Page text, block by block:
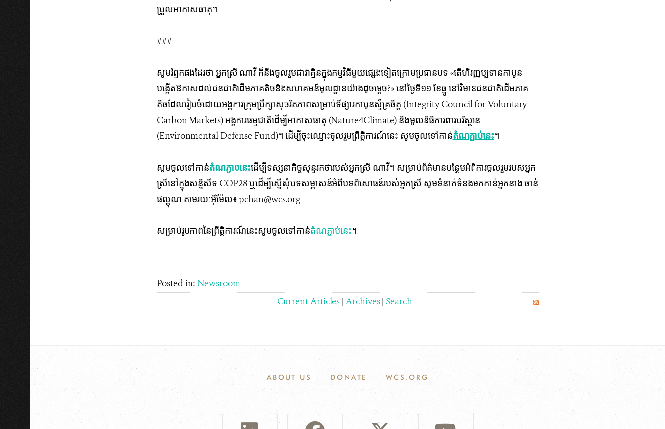
ប្រួល​​អាកាស​ធាតុ​។
###
សូមរំឭក​​ផងដែរថា អ្នកស្រី ណាវី ក៏នឹងចូលរួមជាវាគ្មិនក្នុងកម្មវិធីមួយផ្សេងទៀតក្រោមប្រធានបទ «​តើ​ហិរញ្ញប្បទាន​​កាបូន​​​
បង្កើត​​​ឱកាស​​​​ដល់​​ជនជាតិដើម​ភាគតិចនិងសហគមន៍មូលដ្ឋានយ៉ាងដូចម្ដេច?» នៅថ្ងៃទី១១ ខែធ្នូ នៅវិមានជនជាតិដើមភាគ
តិចដែលរៀបចំដោយអង្គការ​ក្រុម​ប្រឹក្សា​សុចរិត​ភាព​សម្រាប់​​ទី​ផ្សារ​កាបូន​ស្ម័គ្រ​ចិត្ត​​ (Integrity Council for Voluntary
Carbon Markets) អង្គ​ការ​ធម្មជាតិ​ដើម្បី​អាកាស​ធាតុ​ (Nature4Climate) និង​មូលនិធិការពារបរិស្ថាន
(Environmental Defense Fund)។ ដើម្បី​ចុះឈ្មោះ​ចូល​រួម​ព្រឹត្តិការណ៍​នេះ​​ សូម​ចូល​ទៅកាន់​តំណ​ភ្ជាប់នេះ។
សូមចូលទៅកាន់តំណ​ភ្ជាប់នេះដើម្បីទស្សនាកិច្ចសុន្ទរកថារបស់អ្នកស្រី ណាវី។ សម្រាប់​ព័ត៌មាន​បន្ថែម​អំពី​ការ​ចូលរួម​របស់​អ្នក​
ស្រី​នៅក្នុងសន្និសីទ COP28 ឬដើម្បីស្នើសុំបទសម្ភាសន៍​​​​អំពី​បទ​ពិសោធន៍​របស់​អ្នក​ស្រី​ សូម​ទំនាក់​ទំនង​មក​កាន់​​អ្នក​នាង​ ចាន់
ផល្គុណ តាមរយៈអ៊ី​ម៉ែល៖ pchan@wcs.org
សម្រាប់រូបភាពនៃព្រឹត្តិការណ៍នេះសូមចូលទៅកាន់តំណភ្ជាប់នេះ។
Posted in: Newsroom
Current Articles | Archives | Search
ABOUT US DONATE WCS.ORG